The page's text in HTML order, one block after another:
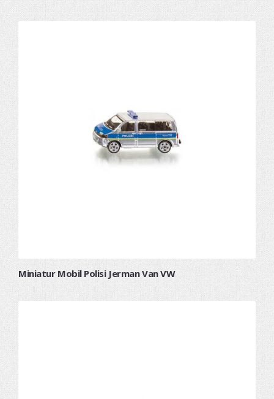
Miniatur Mobil Polisi Jerman Van VW